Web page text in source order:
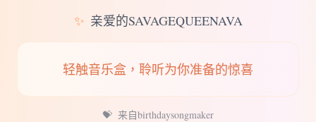
✨ 亲爱的SAVAGEQUEENAVA
轻触音乐盒，聆听为你准备的惊喜
💝 来自birthdaysongmaker